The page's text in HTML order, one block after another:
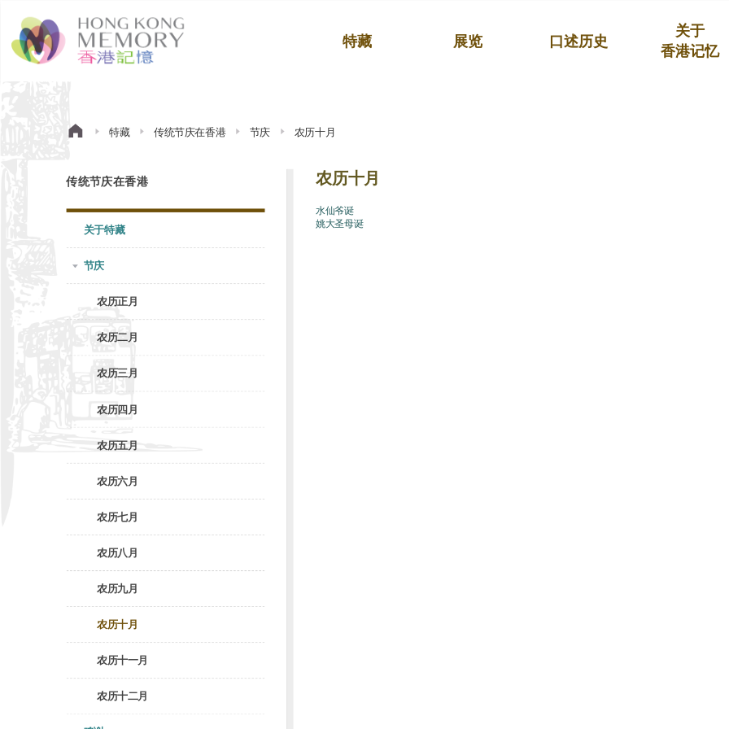
特藏 展览 口述历史
关于
香港记忆
特藏 传统节庆在香港 节庆 农历十月
传统节庆在香港
关于特藏
节庆
农历正月
农历二月
农历三月
农历四月
农历五月
农历六月
农历七月
农历八月
农历九月
农历十月
农历十一月
农历十二月
农历十月
水仙爷诞
姚大圣母诞